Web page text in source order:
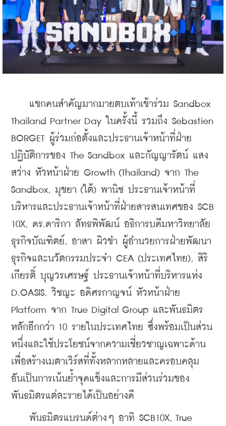
แขกคนสำคัญมากมายตบเท้าเข้าร่วม Sandbox
Thailand Partner Day ในครั้งนี้ รวมถึง Sebastien
BORGET ผู้ร่วมก่อตั้งและประธานเจ้าหน้าที่ฝ่าย
ปฏิบัติการของ The Sandbox และกัญญารัตน์ แสง
สว่าง หัวหน้าฝ่าย Growth (Thailand) จาก The
Sandbox, มุขยา (ใต้) พานิช ประธานเจ้าหน้าที่
บริหารและประธานเจ้าหน้าที่ฝ่ายสารสนเทศของ SCB
10X, ดร.ดาริกา ลัทธพิพัฒน์ อธิการบดีมหาวิทยาลัย
ธุรกิจบัณฑิตย์, อาสา ผิวขำ ผู้อำนวยการฝ่ายพัฒนา
ธุรกิจและนวัตกรรมประจำ CEA (ประเทศไทย), สิริ
เกียรติ์ บุญวรเศรษฐ์ ประธานเจ้าหน้าที่บริหารแห่ง
D.OASIS, วิชญะ อดิศรกาญจน์ หัวหน้าฝ่าย
Platform จาก True Digital Group และพันธมิตร
หลักอีกกว่า 10 รายในประเทศไทย ซึ่งพร้อมเป็นส่วน
หนึ่งและใช้ประโยชน์จากความเชี่ยวชาญเฉพาะด้าน
เพื่อสร้างเมตาเวิร์สที่ทั้งหลากหลายและครอบคลุม
อันเป็นการเน้นย้ำจุดแข็งและการมีส่วนร่วมของ
พันธมิตรแต่ละรายได้เป็นอย่างดี
พันธมิตรแบรนด์ต่างๆ อาทิ SCB10X, True